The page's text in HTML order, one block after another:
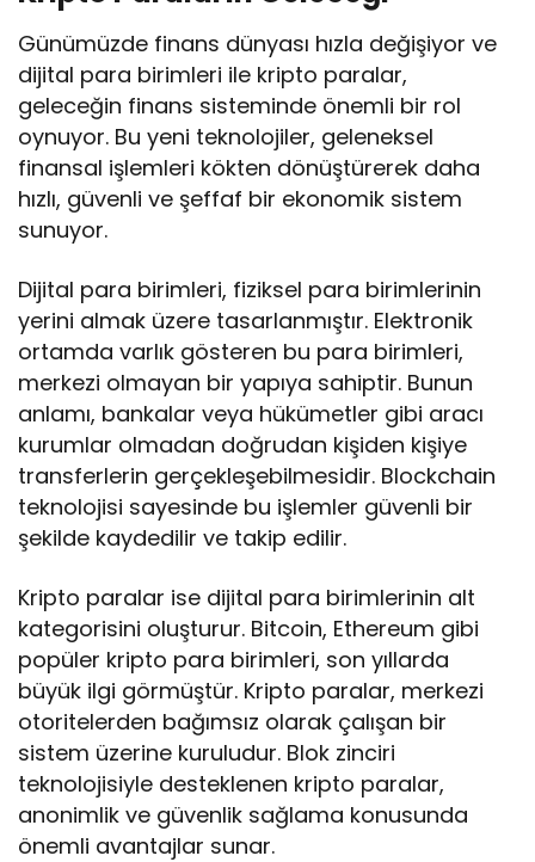
Günümüzde finans dünyası hızla değişiyor ve
dijital para birimleri ile kripto paralar,
geleceğin finans sisteminde önemli bir rol
oynuyor. Bu yeni teknolojiler, geleneksel
finansal işlemleri kökten dönüştürerek daha
hızlı, güvenli ve şeffaf bir ekonomik sistem
sunuyor.
Dijital para birimleri, fiziksel para birimlerinin
yerini almak üzere tasarlanmıştır. Elektronik
ortamda varlık gösteren bu para birimleri,
merkezi olmayan bir yapıya sahiptir. Bunun
anlamı, bankalar veya hükümetler gibi aracı
kurumlar olmadan doğrudan kişiden kişiye
transferlerin gerçekleşebilmesidir. Blockchain
teknolojisi sayesinde bu işlemler güvenli bir
şekilde kaydedilir ve takip edilir.
Kripto paralar ise dijital para birimlerinin alt
kategorisini oluşturur. Bitcoin, Ethereum gibi
popüler kripto para birimleri, son yıllarda
büyük ilgi görmüştür. Kripto paralar, merkezi
otoritelerden bağımsız olarak çalışan bir
sistem üzerine kuruludur. Blok zinciri
teknolojisiyle desteklenen kripto paralar,
anonimlik ve güvenlik sağlama konusunda
önemli avantajlar sunar.